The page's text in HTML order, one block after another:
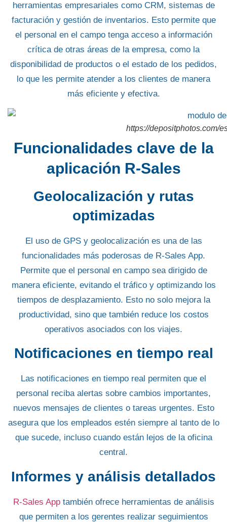
herramientas empresariales como CRM, sistemas de
facturación y gestión de inventarios. Esto permite que
el personal en el campo tenga acceso a información
crítica de otras áreas de la empresa, como la
disponibilidad de productos o el estado de los pedidos,
lo que les permite atender a los clientes de manera
más eficiente y efectiva.
https://depositphotos.com/
Funcionalidades clave de la
aplicación R-Sales
Geolocalización y rutas
optimizadas
El uso de GPS y geolocalizaciónes una de las
funcionalidades más poderosas de R-Sales App.
Permite que el personal en campo sea dirigido de
manera eficiente, evitando el tráfico y optimizando los
tiempos de desplazamiento. Esto no solo mejora la
productividad, sino que también reduce los costos
operativos asociados con los viajes.
Notificaciones en tiempo real
Las notificaciones en tiempo real permiten que el
personal reciba alertas sobre cambios importantes,
nuevos mensajes de clientes o tareas urgentes. Esto
asegura que los empleados estén siempre al tanto de lo
que sucede, incluso cuando están lejos de la oficina
central.
Informes y análisis detallados
R-Sales Apptambién ofrece herramientas de análisis
que permiten a los gerentes realizar seguimientos